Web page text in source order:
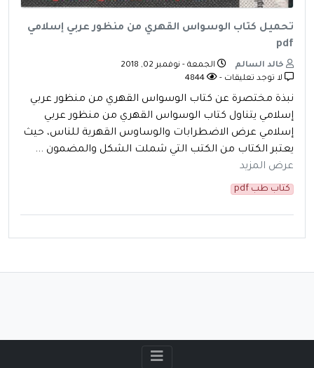
تحميل كتاب الوسواس القهري من منظور عربي إسلامي
pdf
خالد السالم
الجمعة - نوفمبر 02, 2018
لا توجد تعليقات -
نبذة مختصرة عن كتاب الوسواس القهري من منظور عربي
إسلامي يتناول كتاب الوسواس القهري من منظور عربي
إسلامي عرض الاضطرابات والوساوس القهرية للناس، حيث
يعتبر الكتاب من الكتب التي شملت الشكل والمضمون ...
عرض المزيد
كتاب طب pdf